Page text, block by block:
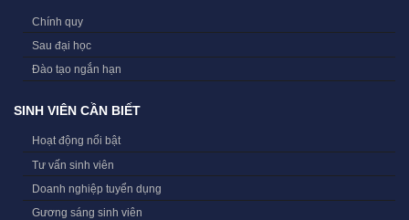
Chính quy
Sau đại học
Đào tạo ngắn hạn
SINH VIÊN CẦN BIẾT
Hoạt động nổi bật
Tư vấn sinh viên
Doanh nghiệp tuyển dụng
Gương sáng sinh viên